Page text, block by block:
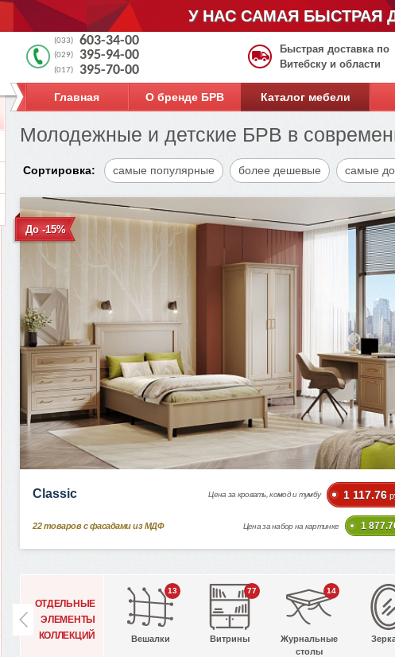
У НАС САМАЯ БЫСТРАЯ
(033) 603-34-00
(029) 395-94-00
(017) 395-70-00
Быстрая доставка по
Витебску и области
Главная О бренде БРВ Каталог мебели
Молодежные и детские БРВ в
Сортировка: самые популярные более дешевые самые
До -15%
Classic Цена за кровать, комод и тумбу 1 117.76
22 товаров с фасадами из МДФ Цена за набор на картинке 1
ОТДЕЛЬНЫЕ
ЭЛЕМЕНТЫ
КОЛЛЕКЦИЙ
13
Вешалки
77
Витрины
14
Журнальные
столы